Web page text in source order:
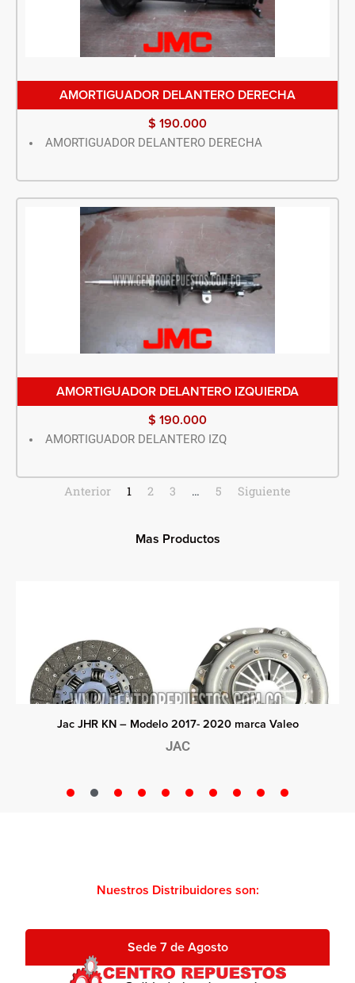
AMORTIGUADOR DELANTERO DERECHA
$ 190.000
AMORTIGUADOR DELANTERO DERECHA
AMORTIGUADOR DELANTERO IZQUIERDA
$ 190.000
AMORTIGUADOR DELANTERO IZQ
Anterior 1 2 3 … 5 Siguiente
Mas Productos
Jac JHR KN – Modelo 2017- 2020 marca Valeo
JAC
Nuestros Distribuidores son:
Sede 7 de Agosto